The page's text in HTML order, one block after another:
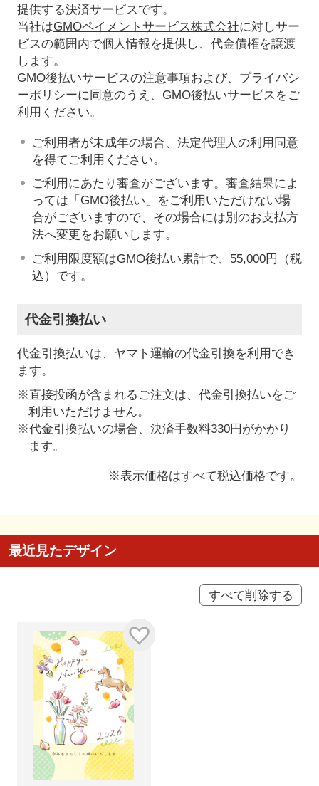
提供する決済サービスです。
当社はGMOペイメントサービス株式会社に対しサー
ビスの範囲内で個人情報を提供し、代金債権を譲渡
します。
GMO後払いサービスの注意事項および、 プライバシ
ーポリシーに同意のうえ、GMO後払いサービスをご
利用ください。
ご利用者が未成年の場合、法定代理人の利用同意
を得てご利用ください。
ご利用にあたり審査がございます。審査結果によ
っては「GMO後払い」をご利用いただけない場
合がございますので、その場合には別のお支払方
法へ変更をお願いします。
ご利用限度額はGMO後払い累計で、55,000円（税
込）です。
代金引換払い
代金引換払いは、ヤマト運輸の代金引換を利用でき
ます。
※直接投函が含まれるご注文は、代金引換払いをご
利用いただけません。
※代金引換払いの場合、決済手数料330円がかかり
ます。
※表示価格はすべて税込価格です。
最近見たデザイン
すべて削除する